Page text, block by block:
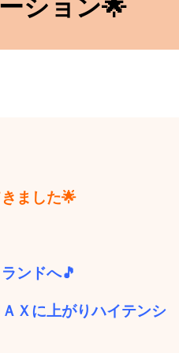
ション🌟
ました🌟
ンドへ🎵
Ｘに上がりハイテンシ